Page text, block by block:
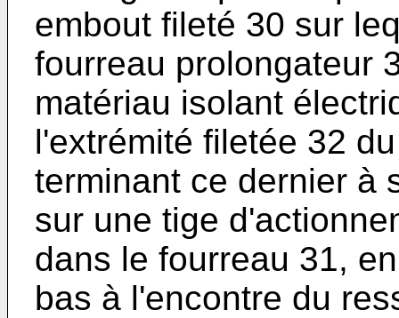
embout fileté 30 sur
fourreau prolongateur
matériau isolant
l'extrémité filetée 32
terminant ce dernier à
sur une tige
dans le fourreau 31,
bas à l'encontre du